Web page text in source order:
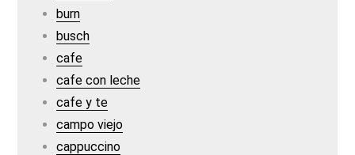
burn
busch
cafe
cafe con leche
cafe y te
campo viejo
cappuccino